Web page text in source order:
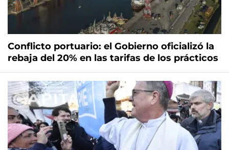
Conflicto portuario: el Gobierno oficializó la
rebaja del 20% en las tarifas de los prácticos